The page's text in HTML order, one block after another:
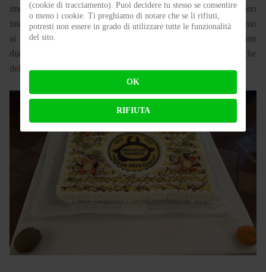
immagini sullo schermo delle attività passate che già fanno
immaginare le future. Occasione anche di dare un riconoscimento
ai Piloti e alle persone che si sono distinte nella collaborazione
durante il 2024 e a finire il brindisi con la torta celebrativa anche
della longevità del sodalizio magentino.
(cookie di tracciamento). Puoi decidere tu stesso se consentire
o meno i cookie. Ti preghiamo di notare che se li rifiuti,
potresti non essere in grado di utilizzare tutte le funzionalità
del sito.
OK
RIFIUTA